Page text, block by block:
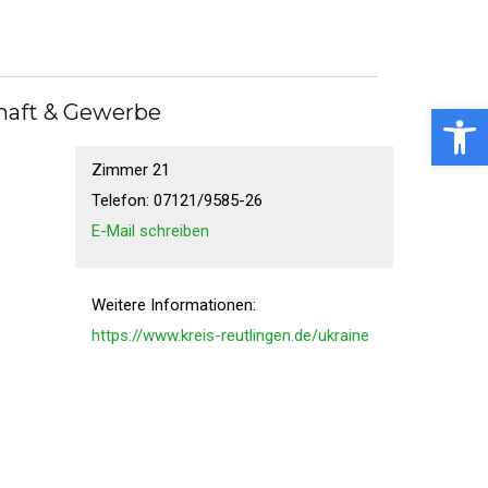
& Gewerbe
Zimmer 21
Telefon: 07121/9585-26
E-Mail schreiben
Weitere Informationen:
https://www.kreis-reutlingen.de/ukraine
Open toolbar